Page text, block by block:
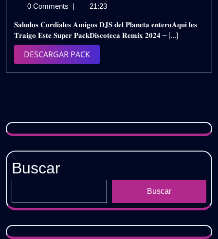
de
de
2024
𝟮𝟬𝟮𝟰
–
0 Comments | 21:23
𝐒𝐚𝐥𝐮𝐝𝐨𝐬 𝐂𝐨𝐫𝐝𝐢𝐚𝐥𝐞𝐬 𝐀𝐦𝐢𝐠𝐨𝐬 𝐃𝐉𝐒 𝐝𝐞𝐥 𝐏𝐥𝐚𝐧𝐞𝐭𝐚 𝐞𝐧𝐭𝐞𝐫𝐨𝐀𝐪𝐮𝐢 𝐥𝐞𝐬
𝐓𝐫𝐚𝐢𝐠𝐨 𝐄𝐬𝐭𝐞 𝐒𝐮𝐩𝐞𝐫 𝐏𝐚𝐜𝐤𝐃𝐢𝐬𝐜𝐨𝐭𝐞𝐜𝐚 𝐑𝐞𝐦𝐢𝐱 𝟐𝟎𝟐𝟒 – [...]
DESCARGAR PACKDESCARGAR
PACK
Buscar
Buscar